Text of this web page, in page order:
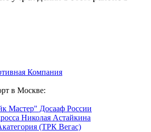
Компания
в Москве:
Мастер" Досааф России
Николая Астайкина
(ТРК Вегас)